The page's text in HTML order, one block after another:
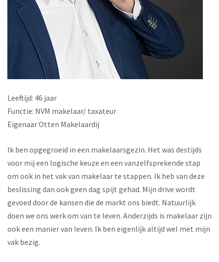
Leeftijd: 46 jaar
Functie: NVM makelaar/ taxateur
Eigenaar Otten Makelaardij
Ik ben opgegroeid in een makelaarsgezin. Het was destijds
voor mij een logische keuze en een vanzelfsprekende stap
om ook in het vak van makelaar te stappen. Ik heb van deze
beslissing dan ook geen dag spijt gehad. Mijn drive wordt
gevoed door de kansen die de markt ons biedt. Natuurlijk
doen we ons werk om van te leven. Anderzijds is makelaar zijn
ook een manier van leven. Ik ben eigenlijk altijd wel met mijn
vak bezig.